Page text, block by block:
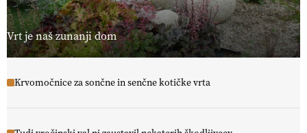
Vrt je naš zunanji dom
Krvomočnice za sončne in senčne kotičke vrta